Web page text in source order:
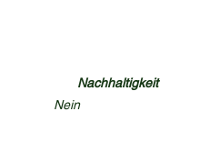
Nachhaltigkeit
Nein